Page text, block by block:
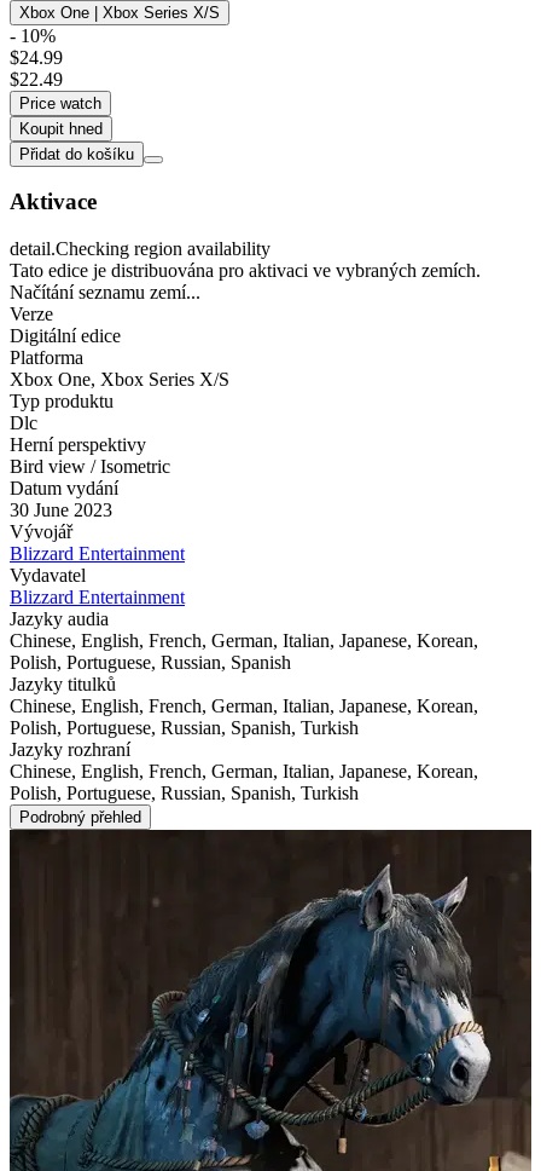
Xbox One | Xbox Series X/S
- 10%
$24.99
$22.49
Price watch
Koupit hned
Přidat do košíku
Aktivace
detail.Checking region availability
Tato edice je distribuována pro aktivaci ve vybraných zemích.
Načítání seznamu zemí...
Verze
Digitální edice
Platforma
Xbox One, Xbox Series X/S
Typ produktu
Dlc
Herní perspektivy
Bird view / Isometric
Datum vydání
30 June 2023
Vývojář
Blizzard Entertainment
Vydavatel
Blizzard Entertainment
Jazyky audia
Chinese, English, French, German, Italian, Japanese, Korean,
Polish, Portuguese, Russian, Spanish
Jazyky titulků
Chinese, English, French, German, Italian, Japanese, Korean,
Polish, Portuguese, Russian, Spanish, Turkish
Jazyky rozhraní
Chinese, English, French, German, Italian, Japanese, Korean,
Polish, Portuguese, Russian, Spanish, Turkish
Podrobný přehled